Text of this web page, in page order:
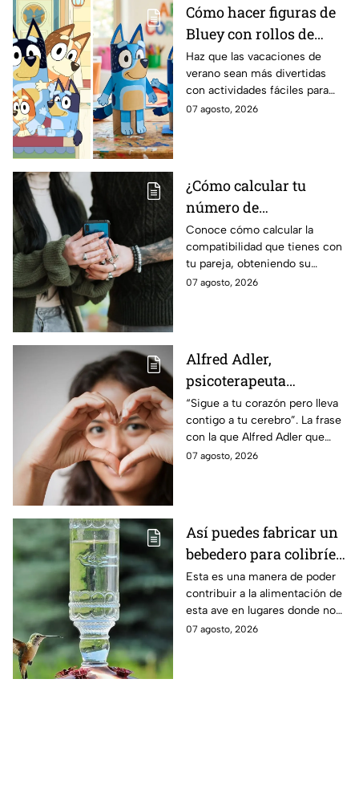
Cómo hacer figuras de
Bluey con rollos de
papel de baño:
manualidad fácil y
divertida para jugar
con los niños
Haz que las vacaciones de
verano sean más divertidas
con actividades fáciles para
realizar en casa. Así puedes
07 agosto, 2026
¿Cómo calcular tu
número de
compatibilidad de
pareja usando ambas
fechas de nacimiento?
Conoce cómo calcular la
compatibilidad que tienes con
tu pareja, obteniendo su
número mágico de almas
07 agosto, 2026
Alfred Adler,
psicoterapeuta
austríaco: “Sigue a tu
corazón pero lleva
contigo a tu cerebro”
“Sigue a tu corazón pero lleva
contigo a tu cerebro”. La frase
con la que Alfred Adler que
invita a reflexionar al tomar
07 agosto, 2026
Así puedes fabricar un
bebedero para colibríes
con una botella de
plástico
Esta es una manera de poder
contribuir a la alimentación de
esta ave en lugares donde no
hay flores naturales.
07 agosto, 2026